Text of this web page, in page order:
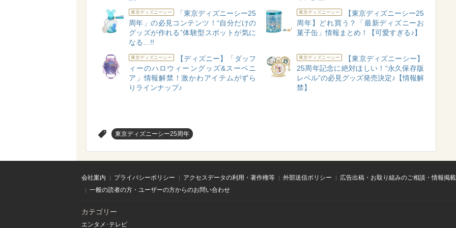
東京ディズニーシー
「東京ディズニーシー25
周年」の必見コンテンツ！“自分だけの
グッズが作れる”体験型スポットが気に
なる…!!
東京ディズニーシー
【東京ディズニーシー25
周年】どれ買う？「最新ディズニーお
菓子缶」情報まとめ！【可愛すぎる♪】
東京ディズニーシー
【ディズニー】「ダッフ
ィーのハロウィーングッズ&スーベニ
ア」情報解禁！激かわアイテムがずら
りラインナップ♪
東京ディズニーシー
【東京ディズニーシー】
25周年記念に絶対ほしい！“永久保存版
レベル”の必見グッズ発売決定♪【情報解
禁】
東京ディズニーシー25周年
会社案内 プライバシーポリシー アクセスデータの利用・著作権等 外部送信ポリシー
広告出稿・お取り組みのご相談・情報掲
一般の読者の方・ユーザーの方からのお問い合わせ
カテゴリー
エンタメ･テレビ